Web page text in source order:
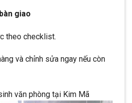
giao
theo checklist.
và chỉnh sửa ngay nếu còn
văn phòng tại Kim Mã